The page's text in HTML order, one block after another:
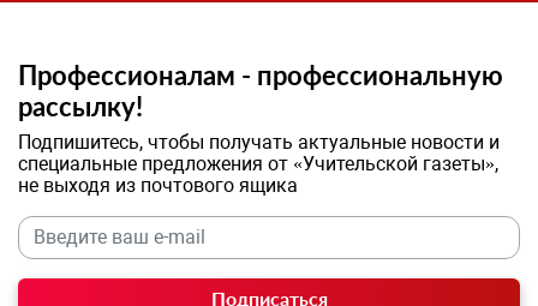
Профессионалам - профессиональную
рассылку!
Подпишитесь, чтобы получать актуальные новости и
специальные предложения от «Учительской газеты»,
не выходя из почтового ящика
Подписаться